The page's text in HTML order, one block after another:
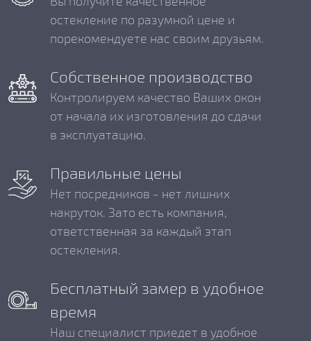
остекление по разумной цене и
порекомендуете нас своим друзьям.
Собственное производство
Контролируем качество Ваших окон
от начала их изготовления до сдачи
в эксплуатацию.
Правильные цены
Нет посредников - нет лишних
накруток. Зато есть компания,
ответственная за каждый этап
остекления.
Бесплатный замер в удобное
время
Наш специалист приедет в удобное